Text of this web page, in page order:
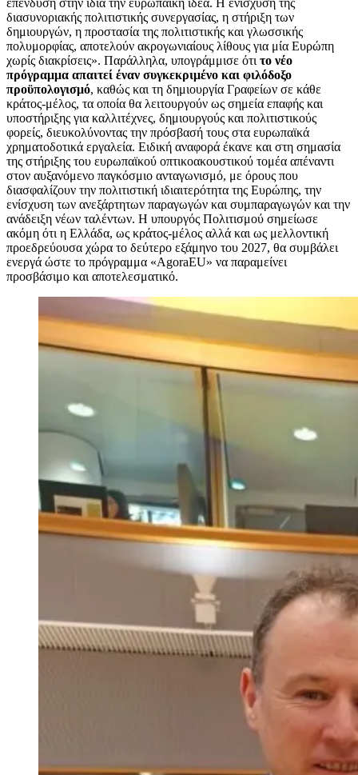
διασυνοριακής πολιτιστικής συνεργασίας, η στήριξη των
δημιουργών, η προστασία της πολιτιστικής και γλωσσικής
πολυμορφίας, αποτελούν ακρογωνιαίους λίθους για μία Ευρώπη
χωρίς διακρίσεις». Παράλληλα, υπογράμμισε ότι το νέο
πρόγραμμα απαιτεί έναν συγκεκριμένο και φιλόδοξο
προϋπολογισμό, καθώς και τη δημιουργία Γραφείων σε κάθε
κράτος-μέλος, τα οποία θα λειτουργούν ως σημεία επαφής και
υποστήριξης για καλλιτέχνες, δημιουργούς και πολιτιστικούς
φορείς, διευκολύνοντας την πρόσβασή τους στα ευρωπαϊκά
χρηματοδοτικά εργαλεία. Ειδική αναφορά έκανε και στη σημασία
της στήριξης του ευρωπαϊκού οπτικοακουστικού τομέα απέναντι
στον αυξανόμενο παγκόσμιο ανταγωνισμό, με όρους που
διασφαλίζουν την πολιτιστική ιδιαιτερότητα της Ευρώπης, την
ενίσχυση των ανεξάρτητων παραγωγών και συμπαραγωγών και την
ανάδειξη νέων ταλέντων. Η υπουργός Πολιτισμού σημείωσε
ακόμη ότι η Ελλάδα, ως κράτος-μέλος αλλά και ως μελλοντική
προεδρεύουσα χώρα το δεύτερο εξάμηνο του 2027, θα συμβάλει
ενεργά ώστε το πρόγραμμα «AgoraEU» να παραμείνει
προσβάσιμο και αποτελεσματικό.